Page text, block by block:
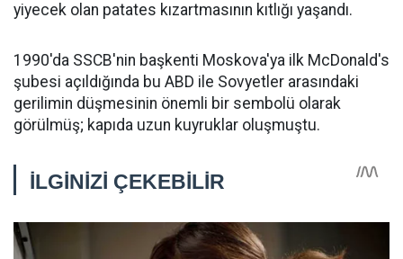
yiyecek olan patates kızartmasının kıtlığı yaşandı.
1990'da SSCB'nin başkenti Moskova'ya ilk McDonald's
şubesi açıldığında bu ABD ile Sovyetler arasındaki
gerilimin düşmesinin önemli bir sembolü olarak
görülmüş; kapıda uzun kuyruklar oluşmuştu.